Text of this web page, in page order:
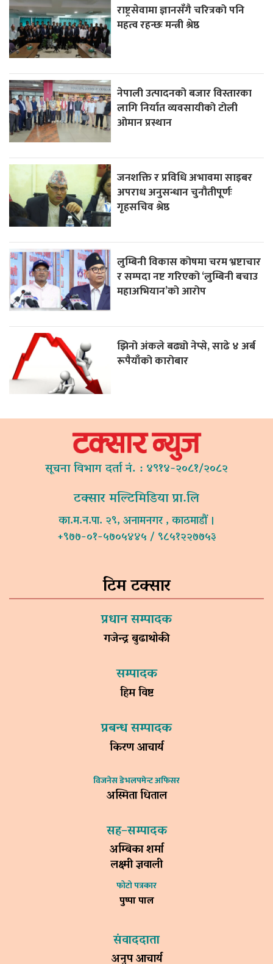
राष्ट्रसेवामा ज्ञानसँगै चरित्रको पनि
महत्व रहन्छः मन्त्री श्रेष्ठ
नेपाली उत्पादनको बजार विस्तारका
लागि निर्यात व्यवसायीको टोली
ओमान प्रस्थान
जनशक्ति र प्रविधि अभावमा साइबर
अपराध अनुसन्धान चुनौतीपूर्णः
गृहसचिव श्रेष्ठ
लुम्बिनी विकास कोषमा चरम भ्रष्टाचार
र सम्पदा नष्ट गरिएको ‘लुम्बिनी बचाउ
महाअभियान’को आरोप
झिनो अंकले बढ्यो नेप्से, साढे ४ अर्ब
रूपैयाँको कारोबार
सूचना विभाग दर्ता नं. : ४९१४-२०८१/२०८२
टक्सार मल्टिमिडिया प्रा.लि
का.म.न.पा. २९, अनामनगर , काठमाडौं ।
+९७७-०१-५७०५४४५ / ९८५१२२७७५३
टिम टक्सार
प्रधान सम्पादक
गजेन्द्र बुढाथोकी
सम्पादक
हिम विष्ट
प्रबन्ध सम्पादक
किरण आचार्य
विजनेस डेभलपमेन्ट अफिसर
अस्मिता धिताल
सह–सम्पादक
अम्बिका शर्मा
लक्ष्मी ज्ञवाली
फोटो पत्रकार
पुष्पा पाल
संवाददाता
अनुप आचार्य